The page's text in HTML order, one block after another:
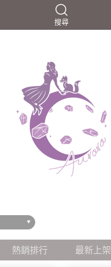
搜尋
團購商品 所長嚴選好物
熱銷排行 最新上架